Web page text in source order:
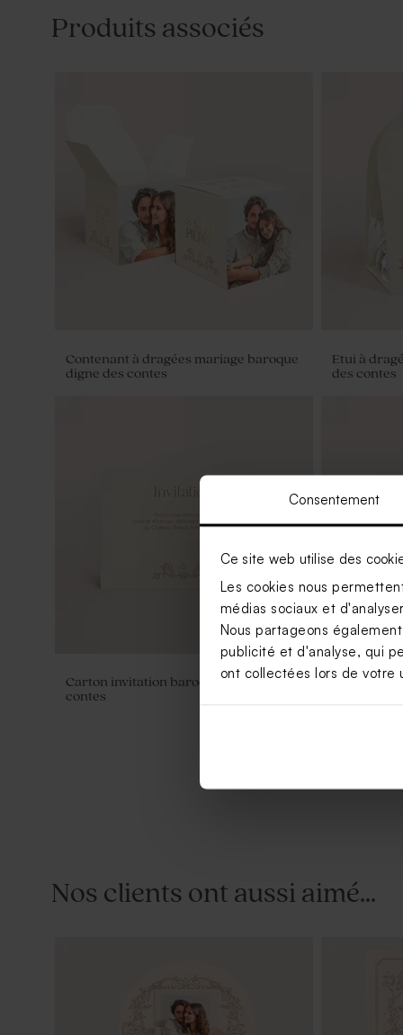
Consentement
Ce site web utilise des
Les cookies nous
médias sociaux et
Nous partageons
publicité et d'analyse, qui
ont collectées lors de votre
Produits associés
Contenant à dragées mariage baroque
digne des contes
Etui à
des contes
Carton invitation baroque digne des
contes
Sticker
Etiquette mariage baroque digne des
Nos clients ont aussi aimé...